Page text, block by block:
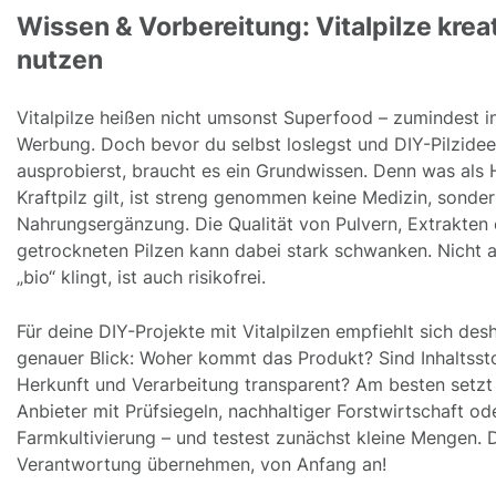
Wissen & Vorbereitung: Vitalpilze
nutzen
Vitalpilze heißen nicht umsonst Superfood – zumindest
Werbung. Doch bevor du selbst loslegst und DIY-
ausprobierst, braucht es ein Grundwissen. Denn was als
Kraftpilz gilt, ist streng genommen keine Medizin,
Nahrungsergänzung. Die Qualität von Pulvern, Extrakten
getrockneten Pilzen kann dabei stark schwanken. Nicht
„bio“ klingt, ist auch risikofrei.
Für deine DIY-Projekte mit Vitalpilzen empfiehlt sich
genauer Blick: Woher kommt das Produkt? Sind
Herkunft und Verarbeitung transparent? Am besten
Anbieter mit Prüfsiegeln, nachhaltiger Forstwirtschaft
Farmkultivierung – und testest zunächst kleine Mengen.
Verantwortung übernehmen, von Anfang an!